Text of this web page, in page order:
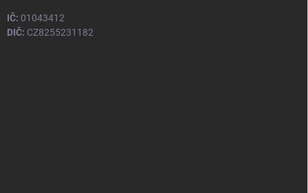
IČ: 01043412
DIČ: CZ8255231182